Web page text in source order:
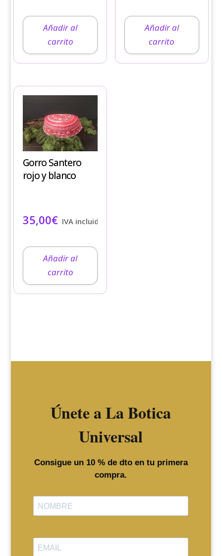
Añadir al
carrito
Añadir al
carrito
Gorro Santero
rojo y blanco
35,00€ IVA incluido
Añadir al
carrito